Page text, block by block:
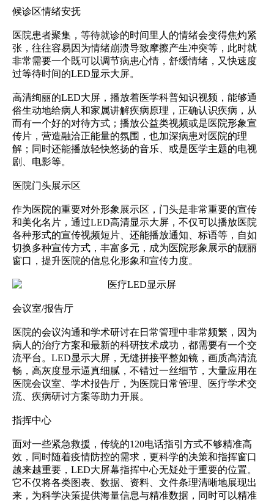
候诊区情绪安抚
医院患者聚集，等待就诊的时间里人的情绪会变得焦灼紧
张，往往容易因为情绪崩溃导致摩擦产生冲突等，此时就
非常需要一个既可以调节病患心情，舒缓情绪，又快速度
过等待时间的LED显示大屏。
高清绚丽的LED大屏，播放着医学科普知识视频，能够通
俗生动地给病人和家属讲解疾病原理，正确认识疾病，从
而有一个好的对待方式；播放公益类视频或是医院形象宣
传片，营造融洽正能量的氛围，也加深病患对医院的理
解；同时还能播放轻快悠扬的音乐、或是医学主题的电视
剧、电影等。
医院门头展示区
作为医院的重要对外形象展示区，门头是非常重要的宣传
和美化名片，通过LED高清显示大屏，不仅可以播放医院
各种形式的宣传视频短片、还能播放通知、标语等，自如
切换多种宣传方式，丰富多元，成为医院形象展示的靓丽
窗口，提升医院的信息化形象和宣传力度。
会议室/报告厅
医院的会议沟通和学术研讨在日常管理中非常频繁，因为
病人的治疗方案和最新的科研技术成功，都需要有一个交
流平台。LED显示大屏，无缝拼接平整如镜，画质高清流
畅，高灰度显示逼真细腻，不错过一丝细节，大量应用在
医院会议室、学术报告厅，为医院日常管理、医疗学术交
流、疾病研讨方案等助力开展。
指挥中心
面对一些紧急救援，传统的120电话指引方式不够精准高
效，同时随着疫情防控的需求，更科学的决策和指挥窗口
越来越重要，LED大屏幕指挥中心无疑处于重要的位置。
它不仅将各类图表、数据、资料、文件条理清晰地展现出
来，为科学决策提供海量信息与精准数据，同时可以精准